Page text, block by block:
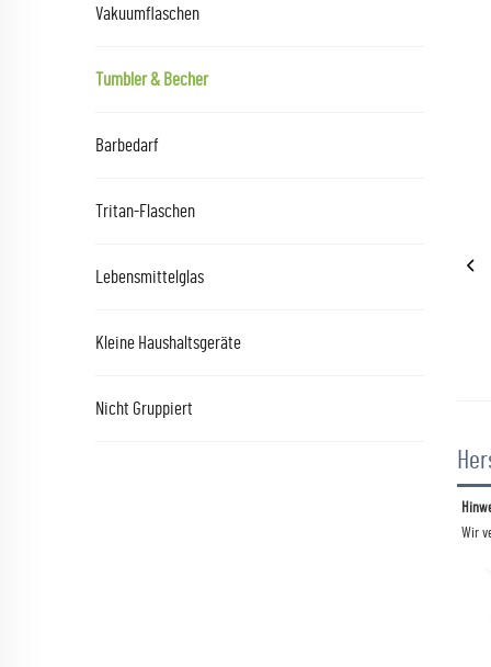
Vakuumflaschen
Tumbler & Becher
Barbedarf
Tritan-Flaschen
Lebensmittelglas
Kleine Haushaltsgeräte
Nicht Gruppiert
Wir